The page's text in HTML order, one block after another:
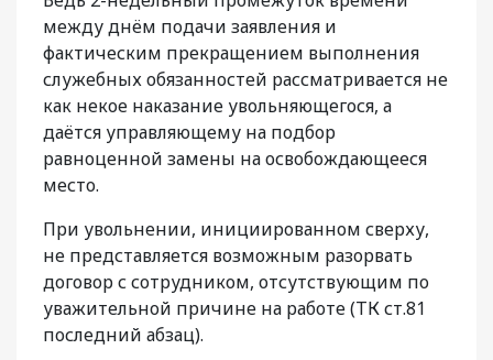
между днём подачи заявления и
фактическим прекращением выполнения
служебных обязанностей рассматривается не
как некое наказание увольняющегося, а
даётся управляющему на подбор
равноценной замены на освобождающееся
место.
При увольнении, инициированном сверху,
не представляется возможным разорвать
договор с сотрудником, отсутствующим по
уважительной причине на работе (ТК ст.81
последний абзац).